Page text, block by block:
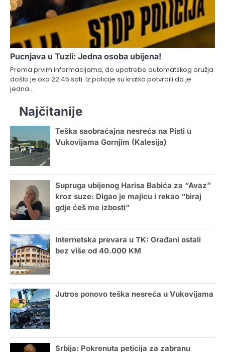
Pucnjava u Tuzli: Jedna osoba ubijena!
Prema prvim informacijama, do upotrebe automatskog oružja
došlo je oko 22:45 sati. Iz policije su kratko potvrdili da je
jedna…
Najčitanije
Teška saobraćajna nesreća na Pisti u
Vukovijama Gornjim (Kalesija)
Supruga ubijenog Harisa Babića za “Avaz”
kroz suze: Digao je majicu i rekao “biraj
gdje ćeš me izbosti”
Internetska prevara u TK: Građani ostali
bez više od 40.000 KM
Jutros ponovo teška nesreća u Vukovijama
Srbija: Pokrenuta peticija za zabranu